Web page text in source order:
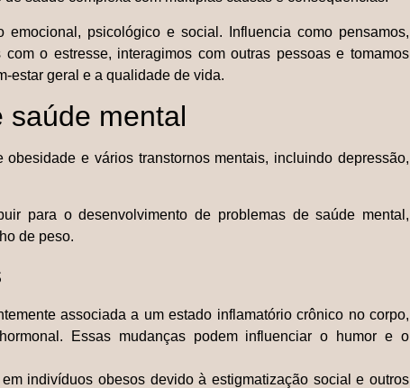
psicológico e social. Influencia como pensamos,
o estresse, interagimos com outras pessoas e tomamos
estar geral e a qualidade de vida.
saúde mental
e vários transtornos mentais, incluindo depressão,
para o desenvolvimento de problemas de saúde mental,
de peso.
associada a um estado inflamatório crônico no corpo,
Essas mudanças podem influenciar o humor e o
indivíduos obesos devido à estigmatização social e outros